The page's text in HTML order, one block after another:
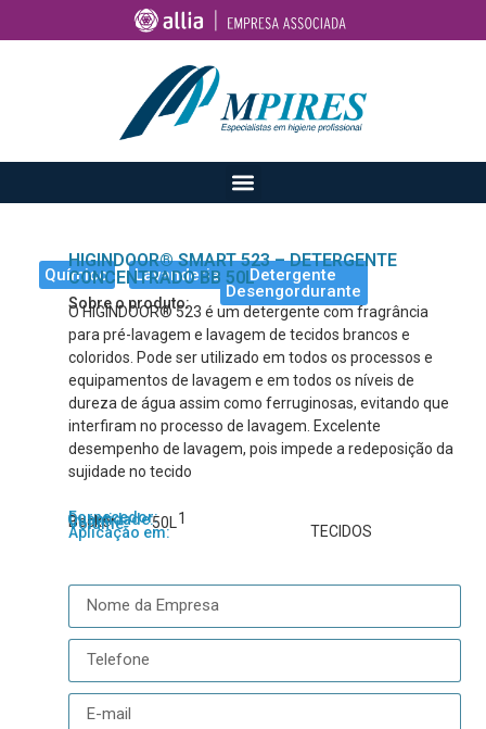
Químico Lavanderia
Detergente
Desengordurante
HIGINDOOR® SMART 523 – DETERGENTE
CONCENTRADO BB 50L
Sobre o produto:
O HIGINDOOR® 523 é um detergente com fragrância
para pré-lavagem e lavagem de tecidos brancos e
coloridos. Pode ser utilizado em todos os processos e
equipamentos de lavagem e em todos os níveis de
dureza de água assim como ferruginosas, evitando que
interfiram no processo de lavagem. Excelente
desempenho de lavagem, pois impede a redeposição da
sujidade no tecido
Fornecedor:
Becker
Quantidade: 1
Volume: 50L
Aplicação em: TECIDOS